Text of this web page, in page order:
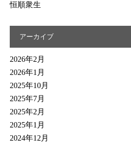
恒順衆生
アーカイブ
2026年2月
2026年1月
2025年10月
2025年7月
2025年2月
2025年1月
2024年12月